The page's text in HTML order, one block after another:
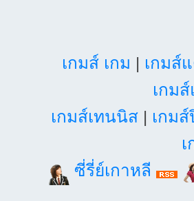
เกมส์ เกม | เกมส์
เกม
เกมส์เทนนิส| เกม
ซี่รี่ย์เกาหลี